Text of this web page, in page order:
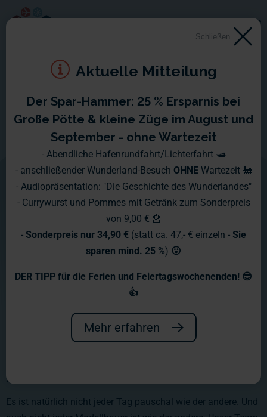
Ein Tag im Leben eines
Modellbauers
Immer wieder werden wir gefragt „Wie
sieht denn eigentlich der typische Tag
eines Modellbauers aus?“ und „Was
machen die überhaupt den ganzen
Tag?“
Modellbauers
Es ist natürlich nicht jeder Tag pauschal wie der andere. Und
Schließen
Aktuelle Mitteilung
Der Spar-Hammer: 25 % Ersparnis bei
Große Pötte & kleine Züge im August und
September - ohne Wartezeit
- Abendliche Hafenrundfahrt/Lichterfahrt 🛥️
- anschließender Wunderland-Besuch OHNE Wartezeit 🚂
- Audiopräsentation: "Die Geschichte des Wunderlandes"
- Currywurst und Pommes mit Getränk zum Sonderpreis
von 9,00 € 🍟
- Sonderpreis nur 34,90 € (statt ca. 47,- € einzeln - Sie
sparen mind. 25 %) 😮
DER TIPP für die Ferien und Feiertagswochenenden! 😎
👍
Mehr erfahren